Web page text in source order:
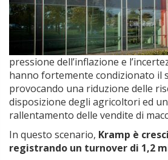
pressione dell’inflazione e
hanno fortemente condizionato il
provocando una riduzione delle
disposizione degli agricoltori ed
rallentamento delle vendite di
In questo scenario, Kramp è
registrando un turnover di 1,2